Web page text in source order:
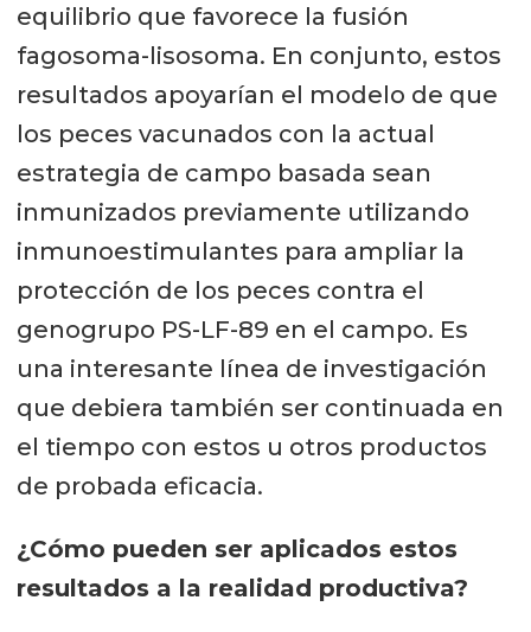
equilibrio que favorece la fusión
fagosoma-lisosoma. En conjunto, estos
resultados apoyarían el modelo de que
los peces vacunados con la actual
estrategia de campo basada sean
inmunizados previamente utilizando
inmunoestimulantes para ampliar la
protección de los peces contra el
genogrupo PS-LF-89 en el campo. Es
una interesante línea de investigación
que debiera también ser continuada en
el tiempo con estos u otros productos
de probada eficacia.
¿Cómo pueden ser aplicados estos
resultados a la realidad productiva?